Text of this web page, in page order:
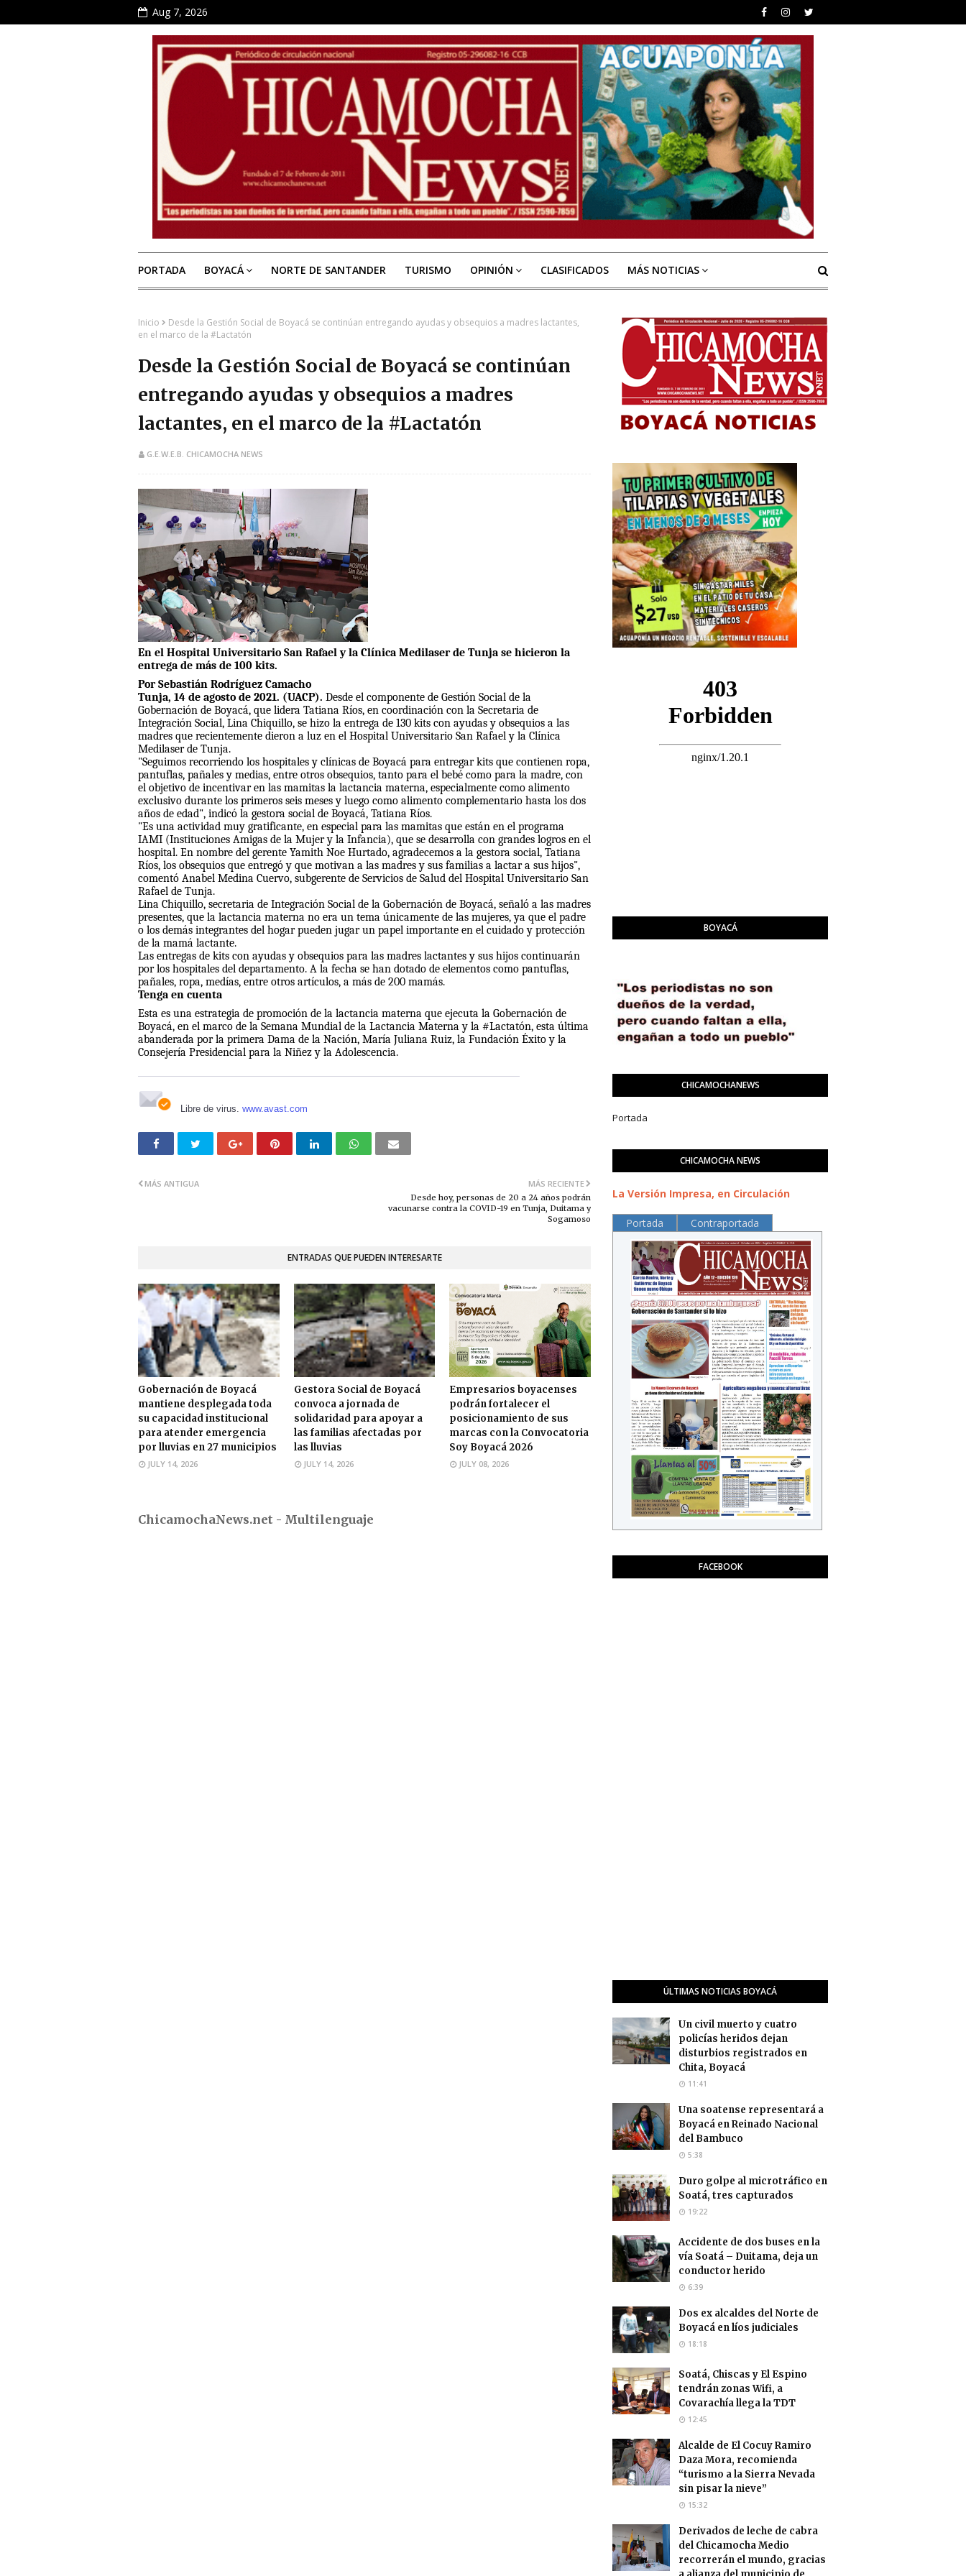
Aug 7, 2026
PORTADA BOYACÁ NORTE DE SANTANDER TURISMO OPINIÓN CLASIFICADOS MÁS NOTICIAS
Inicio
Desde la Gestión Social de Boyacá se continúan entregando ayudas y obsequios a madres lactantes,
en el marco de la #Lactatón
Desde la Gestión Social de Boyacá se continúan
entregando ayudas y obsequios a madres
lactantes, en el marco de la #Lactatón
G.E.W.E.B. CHICAMOCHA NEWS
En el Hospital Universitario San Rafael y la Clínica Medilaser de Tunja se hicieron la
entrega de más de 100 kits.
Por Sebastián Rodríguez Camacho
Tunja, 14 de agosto de 2021. (UACP). Desde el componente de Gestión Social de la
Gobernación de Boyacá, que lidera Tatiana Ríos, en coordinación con la Secretaria de
Integración Social, Lina Chiquillo, se hizo la entrega de 130 kits con ayudas y obsequios a las
madres que recientemente dieron a luz en el Hospital Universitario San Rafael y la Clínica
Medilaser de Tunja.
"Seguimos recorriendo los hospitales y clínicas de Boyacá para entregar kits que contienen ropa,
pantuflas, pañales y medias, entre otros obsequios, tanto para el bebé como para la madre, con
el objetivo de incentivar en las mamitas la lactancia materna, especialmente como alimento
exclusivo durante los primeros seis meses y luego como alimento complementario hasta los dos
años de edad", indicó la gestora social de Boyacá, Tatiana Ríos.
"Es una actividad muy gratificante, en especial para las mamitas que están en el programa
IAMI (Instituciones Amigas de la Mujer y la Infancia), que se desarrolla con grandes logros en el
hospital. En nombre del gerente Yamith Noe Hurtado, agradecemos a la gestora social, Tatiana
Ríos, los obsequios que entregó y que motivan a las madres y sus familias a lactar a sus hijos",
comentó Anabel Medina Cuervo, subgerente de Servicios de Salud del Hospital Universitario San
Rafael de Tunja.
Lina Chiquillo, secretaria de Integración Social de la Gobernación de Boyacá, señaló a las madres
presentes, que la lactancia materna no era un tema únicamente de las mujeres, ya que el padre
o los demás integrantes del hogar pueden jugar un papel importante en el cuidado y protección
de la mamá lactante.
Las entregas de kits con ayudas y obsequios para las madres lactantes y sus hijos continuarán
por los hospitales del departamento. A la fecha se han dotado de elementos como pantuflas,
pañales, ropa, medías, entre otros artículos, a más de 200 mamás.
Tenga en cuenta
Esta es una estrategia de promoción de la lactancia materna que ejecuta la Gobernación de
Boyacá, en el marco de la Semana Mundial de la Lactancia Materna y la #Lactatón, esta última
abanderada por la primera Dama de la Nación, María Juliana Ruiz, la Fundación Éxito y la
Consejería Presidencial para la Niñez y la Adolescencia.
Libre de virus. www.avast.com
MÁS RECIENTE
Desde hoy, personas de 20 a 24 años podrán
vacunarse contra la COVID-19 en Tunja, Duitama y
Sogamoso
MÁS ANTIGUA
ENTRADAS QUE PUEDEN INTERESARTE
Gobernación de Boyacá
mantiene desplegada toda
su capacidad institucional
para atender emergencia
por lluvias en 27 municipios
JULY 14, 2026
Gestora Social de Boyacá
convoca a jornada de
solidaridad para apoyar a
las familias afectadas por
las lluvias
JULY 14, 2026
Empresarios boyacenses
podrán fortalecer el
posicionamiento de sus
marcas con la Convocatoria
Soy Boyacá 2026
JULY 08, 2026
ChicamochaNews.net - Multilenguaje
BOYACÁ
CHICAMOCHANEWS
Portada
CHICAMOCHA NEWS
La Versión Impresa, en Circulación
Portada Contraportada
FACEBOOK
ÚLTIMAS NOTICIAS BOYACÁ
Un civil muerto y cuatro
policías heridos dejan
disturbios registrados en
Chita, Boyacá
11:41
Una soatense representará a
Boyacá en Reinado Nacional
del Bambuco
5:38
Duro golpe al microtráfico en
Soatá, tres capturados
19:22
Accidente de dos buses en la
vía Soatá – Duitama, deja un
conductor herido
6:39
Dos ex alcaldes del Norte de
Boyacá en líos judiciales
18:18
Soatá, Chiscas y El Espino
tendrán zonas Wifi, a
Covarachía llega la TDT
12:45
Alcalde de El Cocuy Ramiro
Daza Mora, recomienda
“turismo a la Sierra Nevada
sin pisar la nieve”
15:32
Derivados de leche de cabra
del Chicamocha Medio
recorrerán el mundo, gracias